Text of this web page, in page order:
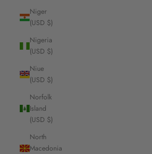
Niger
(USD $)
Nigeria
(USD $)
Niue
(USD $)
Norfolk
Island
(USD $)
North
Macedonia